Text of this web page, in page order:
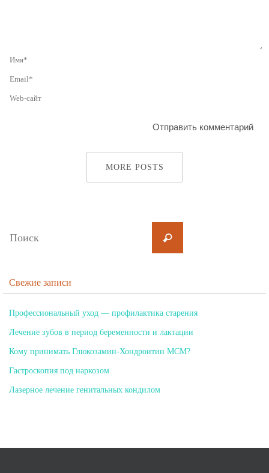
MORE POSTS
Свежие записи
Профессиональный уход — профилактика старения
Лечение зубов в период беременности и лактации
Кому принимать Глюкозамин-Хондроитин МСМ?
Гастроскопия под наркозом
Лазерное лечение генитальных кондилом